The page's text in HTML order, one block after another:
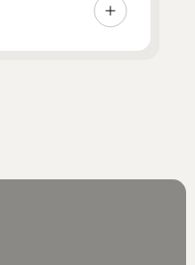
rapide et sans